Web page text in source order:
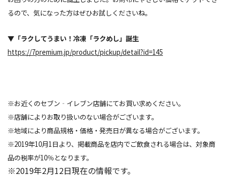
るので、気になった方はぜひお試しくださいね。
▼「ラクしてうまい！冷凍「ラクめし」誕生
https://7premium.jp/product/pickup/detail?id=145
※お近くのセブン‐イレブン店舗にてお買い求めください。
※店舗によりお取り扱いのない場合がございます。
※地域により商品規格・価格・発売日が異なる場合がございます。
※2019年10月1日より、掲載商品を店内でご飲食される場合は、対象商
品の税率が10％となります。
※2019年2月12日現在の情報です。